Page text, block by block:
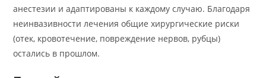
анестезии и адаптированы к каждому случаю. Благодаря
неинвазивности лечения общие хирургические риски
(отек, кровотечение, повреждение нервов, рубцы)
остались в прошлом.